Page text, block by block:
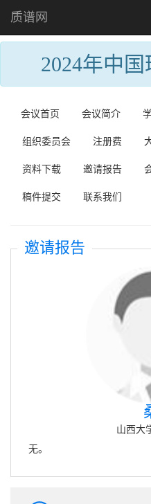
2024年中
质谱网
会议首页 会议简介
组织委员会 注册费
资料下载 邀请报告
稿件提交 联系我们
邀请报告
山西大
无。